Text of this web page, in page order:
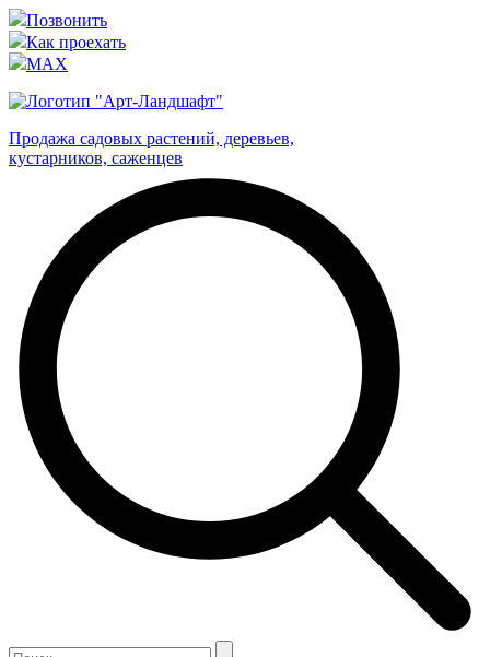
Позвонить
Как проехать
MAX
Продажа садовых растений, деревьев,
кустарников, саженцев